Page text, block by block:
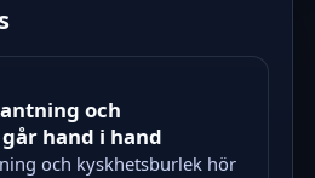
och
hand i hand
och kyskhetsburlek hör